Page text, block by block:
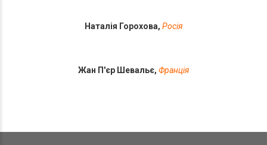
Наталія Горохова, Росія
Жан П'єр Шевальє, Франція